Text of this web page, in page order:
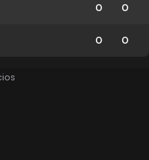
0 0
0 0